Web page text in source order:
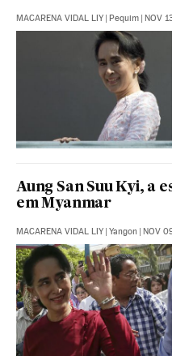
MACARENA VIDAL LIY | Pequim | NOV
Aung San Suu Kyi, a
em Myanmar
MACARENA VIDAL LIY | Yangon | NOV